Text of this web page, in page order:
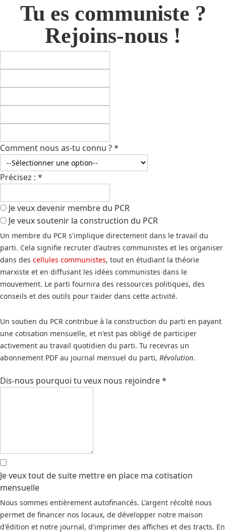
Tu es communiste ?
Rejoins-nous !
Comment nous as-tu connu ?*
Précisez : *
Je veux devenir membre du PCR
Je veux soutenir la construction du PCR
Un membre du PCR s'implique directement dans le travail du
parti. Cela signifie recruter d'autres communistes et les organiser
dans des cellules communistes, tout en étudiant la théorie
marxiste et en diffusant les idées communistes dans le
mouvement. Le parti fournira des ressources politiques, des
conseils et des outils pour t'aider dans cette activité.
Un soutien du PCR contribue à la construction du parti en payant
une cotisation mensuelle, et n'est pas obligé de participer
activement au travail quotidien du parti. Tu recevras un
abonnement PDF au journal mensuel du parti, Révolution.
Dis-nous pourquoi tu veux nous rejoindre*
Je veux tout de suite mettre en place ma cotisation
mensuelle
Nous sommes entièrement autofinancés. L'argent récolté nous
permet de financer nos locaux, de développer notre maison
d'édition et notre journal, d'imprimer des affiches et des tracts. En